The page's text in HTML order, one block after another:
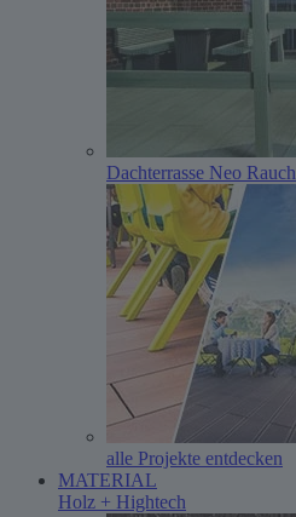
Dachterrasse Neo Rauch
alle Projekte entdecken
MATERIAL
Holz + Hightech